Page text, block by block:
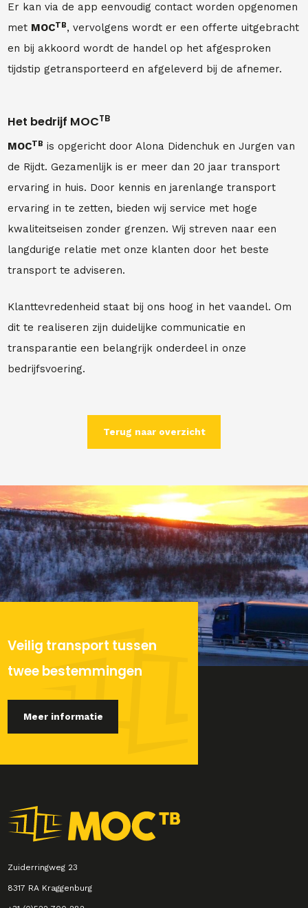
Er kan via de app eenvoudig contact worden opgenomen
met MOCTB, vervolgens wordt er een offerte uitgebracht
en bij akkoord wordt de handel op het afgesproken
tijdstip getransporteerd en afgeleverd bij de afnemer.
Het bedrijf MOCTB
MOCTB is opgericht door Alona Didenchuk en Jurgen van
de Rijdt. Gezamenlijk is er meer dan 20 jaar transport
ervaring in huis. Door kennis en jarenlange transport
ervaring in te zetten, bieden wij service met hoge
kwaliteitseisen zonder grenzen. Wij streven naar een
langdurige relatie met onze klanten door het beste
transport te adviseren.
Klanttevredenheid staat bij ons hoog in het vaandel. Om
dit te realiseren zijn duidelijke communicatie en
transparantie een belangrijk onderdeel in onze
bedrijfsvoering.
Terug naar overzicht
Veilig transport tussen
twee bestemmingen
Meer informatie
Zuiderringweg 23
8317 RA Kraggenburg